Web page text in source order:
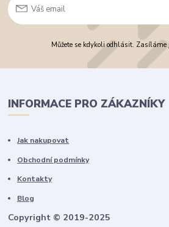
Můžete se kdykoli odhlásit. Zasíláme
INFORMACE PRO ZÁKAZNÍKY
Jak nakupovat
Obchodní podmínky
Kontakty
Blog
Copyright © 2019-2025